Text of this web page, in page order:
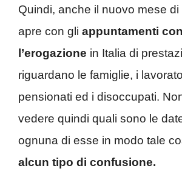
Quindi, anche il nuovo mese di
apre con gli appuntamenti
l’erogazione in Italia di
riguardano le famiglie, i
pensionati ed i disoccupati.
vedere quindi quali sono le
ognuna di esse in modo tale
alcun tipo di confusione.